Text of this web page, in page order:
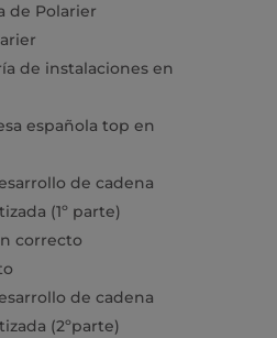
de Polarier
de instalaciones en
española top en
de cadena
(1º parte)
correcto
de cadena
(2ºparte)